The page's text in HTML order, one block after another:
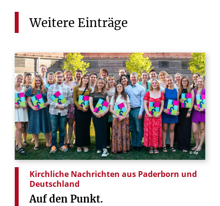
Weitere Einträge
© ifp
Kirchliche Nachrichten aus Paderborn und
Deutschland
Auf den Punkt.